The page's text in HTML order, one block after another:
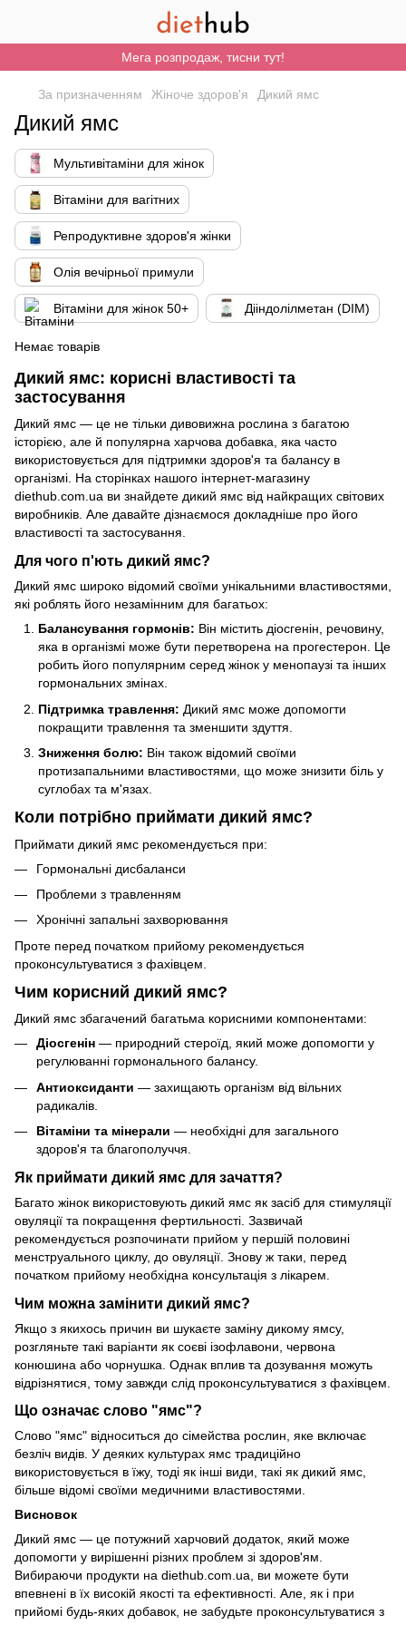
Мега розпродаж, тисни тут!
За призначенням Жіноче здоров'я Дикий ямс
Дикий ямс
Мультивітаміни для жінок
Вітаміни для вагітних
Репродуктивне здоров'я жінки
Олія вечірньої примули
Вітаміни для жінок 50+ Дііндолілметан (DIM)
Немає товарів
Дикий ямс: корисні властивості та
застосування
Дикий ямс — це не тільки дивовижна рослина з багатою
історією, але й популярна харчова добавка, яка часто
використовується для підтримки здоров'я та балансу в
організмі. На сторінках нашого інтернет-магазину
diethub.com.ua ви знайдете дикий ямс від найкращих світових
виробників. Але давайте дізнаємося докладніше про його
властивості та застосування.
Для чого п'ють дикий ямс?
Дикий ямс широко відомий своїми унікальними властивостями,
які роблять його незамінним для багатьох:
Балансування гормонів: Він містить діосгенін, речовину,
яка в організмі може бути перетворена на прогестерон. Це
робить його популярним серед жінок у менопаузі та інших
гормональних змінах.
Підтримка травлення: Дикий ямс може допомогти
покращити травлення та зменшити здуття.
Зниження болю: Він також відомий своїми
протизапальними властивостями, що може знизити біль у
суглобах та м'язах.
Коли потрібно приймати дикий ямс?
Приймати дикий ямс рекомендується при:
Гормональні дисбаланси
Проблеми з травленням
Хронічні запальні захворювання
Проте перед початком прийому рекомендується
проконсультуватися з фахівцем.
Чим корисний дикий ямс?
Дикий ямс збагачений багатьма корисними компонентами:
Діосгенін — природний стероїд, який може допомогти у
регулюванні гормонального балансу.
Антиоксиданти — захищають організм від вільних
радикалів.
Вітаміни та мінерали — необхідні для загального
здоров'я та благополуччя.
Як приймати дикий ямс для зачаття?
Багато жінок використовують дикий ямс як засіб для стимуляції
овуляції та покращення фертильності. Зазвичай
рекомендується розпочинати прийом у першій половині
менструального циклу, до овуляції. Знову ж таки, перед
початком прийому необхідна консультація з лікарем.
Чим можна замінити дикий ямс?
Якщо з якихось причин ви шукаєте заміну дикому ямсу,
розгляньте такі варіанти як соєві ізофлавони, червона
конюшина або чорнушка. Однак вплив та дозування можуть
відрізнятися, тому завжди слід проконсультуватися з фахівцем.
Що означає слово "ямс"?
Слово "ямс" відноситься до сімейства рослин, яке включає
безліч видів. У деяких культурах ямс традиційно
використовується в їжу, тоді як інші види, такі як дикий ямс,
більше відомі своїми медичними властивостями.
Висновок
Дикий ямс — це потужний харчовий додаток, який може
допомогти у вирішенні різних проблем зі здоров'ям.
Вибираючи продукти на diethub.com.ua, ви можете бути
впевнені в їх високій якості та ефективності. Але, як і при
прийомі будь-яких добавок, не забудьте проконсультуватися з